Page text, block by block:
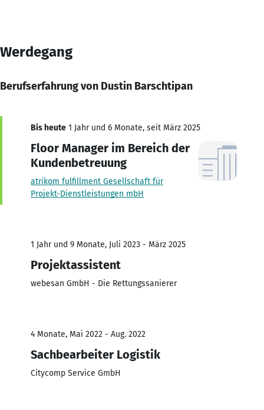
Werdegang
Berufserfahrung von Dustin Barschtipan
Bis heute 1 Jahr und 6 Monate, seit März 2025
Floor Manager im Bereich der
Kundenbetreuung
atrikom fulfillment Gesellschaft für
Projekt-Dienstleistungen mbH
1 Jahr und 9 Monate, Juli 2023 - März 2025
Projektassistent
webesan GmbH - Die Rettungssanierer
4 Monate, Mai 2022 - Aug. 2022
Sachbearbeiter Logistik
Citycomp Service GmbH